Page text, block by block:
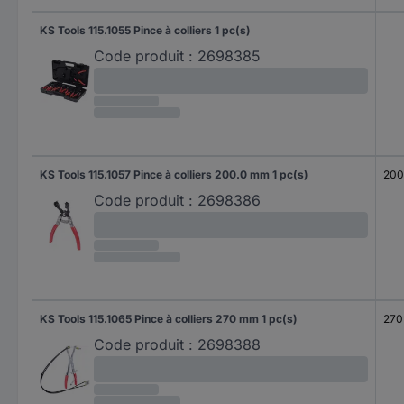
KS Tools 115.1055 Pince à colliers 1 pc(s)
Code produit : 2698385
KS Tools 115.1057 Pince à colliers 200.0 mm 1 pc(s)
Code produit : 2698386
KS Tools 115.1065 Pince à colliers 270 mm 1 pc(s)
Code produit : 2698388